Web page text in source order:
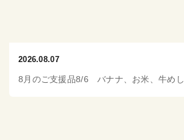
2026.08.07
8月のご支援品8/6 バナナ、お米、牛めし